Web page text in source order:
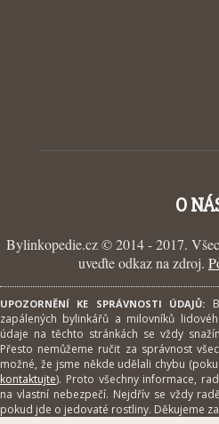
O
Bylinkopedie.cz © 2014 - 2017.
uveďte odkaz na zdroj.
UPOZORNĚNÍ KE SPRÁVNOSTI ÚDAJŮ:
zapálených bylinkářů a milovníků
údaje na těchto stránkách se vždy
Přesto nemůžeme ručit za správnost
možné, že jsme někde udělali chybu
kontaktujte). Proto všechny informace,
na vlastní nebezpečí. Nejdřív se vždy
pokud jde o jedovaté rostliny. Děkujeme